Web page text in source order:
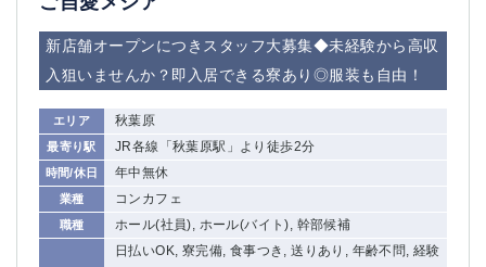
新店舗オープンにつきスタッフ大募集◆未経験から高収
入狙いませんか？即入居できる寮あり◎服装も自由！
エリア 秋葉原
最寄り駅 JR各線「秋葉原駅」より徒歩2分
時間/休日 年中無休
業種 コンカフェ
職種 ホール(社員), ホール(バイト), 幹部候補
日払いOK, 寮完備, 食事つき, 送りあり, 年齢不問, 経験